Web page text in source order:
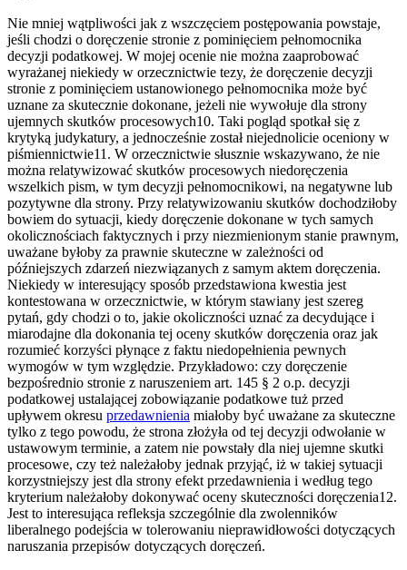
Nie mniej wątpliwości jak z wszczęciem postępowania powstaje,
jeśli chodzi o doręczenie stronie z pominięciem pełnomocnika
decyzji podatkowej. W mojej ocenie nie można zaaprobować
wyrażanej niekiedy w orzecznictwie tezy, że doręczenie decyzji
stronie z pominięciem ustanowionego pełnomocnika może być
uznane za skutecznie dokonane, jeżeli nie wywołuje dla strony
ujemnych skutków procesowych10. Taki pogląd spotkał się z
krytyką judykatury, a jednocześnie został niejednolicie oceniony w
piśmiennictwie11. W orzecznictwie słusznie wskazywano, że nie
można relatywizować skutków procesowych niedoręczenia
wszelkich pism, w tym decyzji pełnomocnikowi, na negatywne lub
pozytywne dla strony. Przy relatywizowaniu skutków dochodziłoby
bowiem do sytuacji, kiedy doręczenie dokonane w tych samych
okolicznościach faktycznych i przy niezmienionym stanie prawnym,
uważane byłoby za prawnie skuteczne w zależności od
późniejszych zdarzeń niezwiązanych z samym aktem doręczenia.
Niekiedy w interesujący sposób przedstawiona kwestia jest
kontestowana w orzecznictwie, w którym stawiany jest szereg
pytań, gdy chodzi o to, jakie okoliczności uznać za decydujące i
miarodajne dla dokonania tej oceny skutków doręczenia oraz jak
rozumieć korzyści płynące z faktu niedopełnienia pewnych
wymogów w tym względzie. Przykładowo: czy doręczenie
bezpośrednio stronie z naruszeniem art. 145 § 2 o.p. decyzji
podatkowej ustalającej zobowiązanie podatkowe tuż przed
upływem okresu przedawnienia miałoby być uważane za skuteczne
tylko z tego powodu, że strona złożyła od tej decyzji odwołanie w
ustawowym terminie, a zatem nie powstały dla niej ujemne skutki
procesowe, czy też należałoby jednak przyjąć, iż w takiej sytuacji
korzystniejszy jest dla strony efekt przedawnienia i według tego
kryterium należałoby dokonywać oceny skuteczności doręczenia12.
Jest to interesująca refleksja szczególnie dla zwolenników
liberalnego podejścia w tolerowaniu nieprawidłowości dotyczących
naruszania przepisów dotyczących doręczeń.